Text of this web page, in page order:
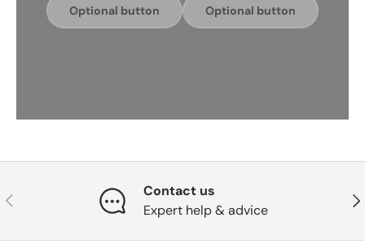
Optional button Optional button
이전의 다
Contact us
Expert help & advice